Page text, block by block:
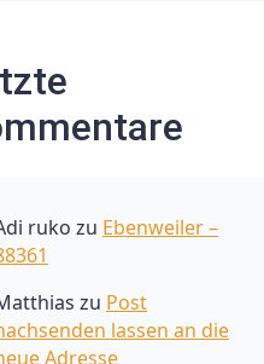
ruko zu Ebenweiler –
zu Post
lassen an die
Adresse